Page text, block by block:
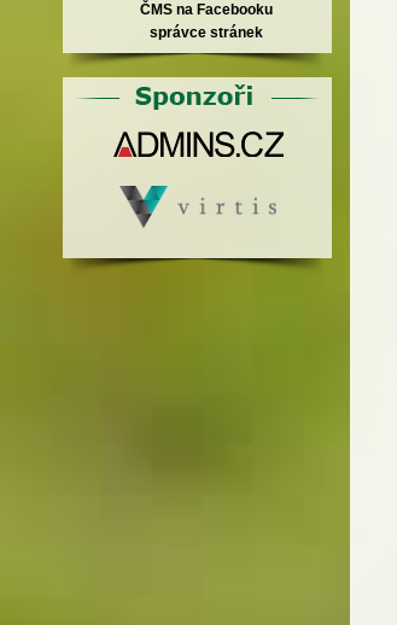
ČMS na Facebooku
správce stránek